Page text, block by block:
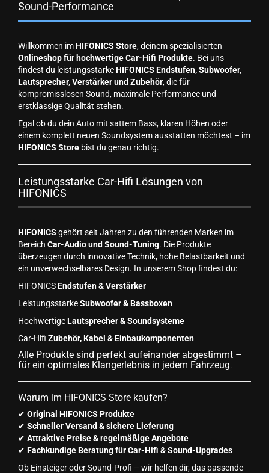
Sound-Performance
Willkommen imHIFONICS Store, deinem spezialisierten
Onlineshop für hochwertige Car-Hifi Produkte. Bei uns
findest du leistungsstarkeHIFONICS Endstufen, Subwoofer,
Lautsprecher, Verstärker und Zubehör, die für
kompromisslosen Sound, maximale Performance und
erstklassige Qualität stehen.
Egal ob du dein Auto mit sattem Bass, klaren Höhen oder
einem komplett neuen Soundsystem ausstatten möchtest – im
HIFONICS Store bist du genau richtig.
Leistungsstarke Car-Hifi Lösungen von
HIFONICS
HIFONICS gehört seit Jahren zu den führenden Marken im
Bereich Car-Audio und Sound-Tuning. Die Produkte
überzeugen durch innovative Technik, hohe Belastbarkeit und
ein unverwechselbares Design. In unserem Shop findest du:
HIFONICSEndstufen & Verstärker
LeistungsstarkeSubwoofer & Bassboxen
HochwertigeLautsprecher & Soundsysteme
Car-Hifi Zubehör, Kabel & Einbaukomponenten
Alle Produkte sind perfekt aufeinander abgestimmt –
für ein optimales Klangerlebnis in jedem Fahrzeug
Warum im HIFONICS Store kaufen?
✔ Original HIFONICS Produkte
✔ Schneller Versand & sichere Lieferung
✔ Attraktive Preise & regelmäßige Angebote
✔ Fachkundige Beratung für Car-Hifi & Sound-Upgrades
Ob Einsteiger oder Sound-Profi – wir helfen dir, das passende